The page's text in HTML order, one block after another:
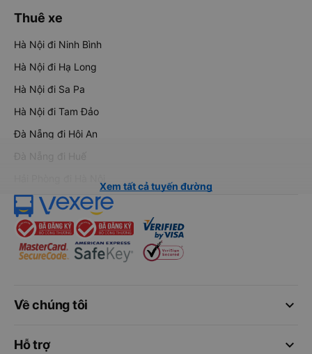
Thuê xe
Hà Nội đi Ninh Bình
Hà Nội đi Hạ Long
Hà Nội đi Sa Pa
Hà Nội đi Tam Đảo
Đà Nẵng đi Hội An
Đà Nẵng đi Huế
Xem tất cả tuyến đường
keyboard_arrow_down
Về chúng tôi
keyboard_arrow_down
Hỗ trợ